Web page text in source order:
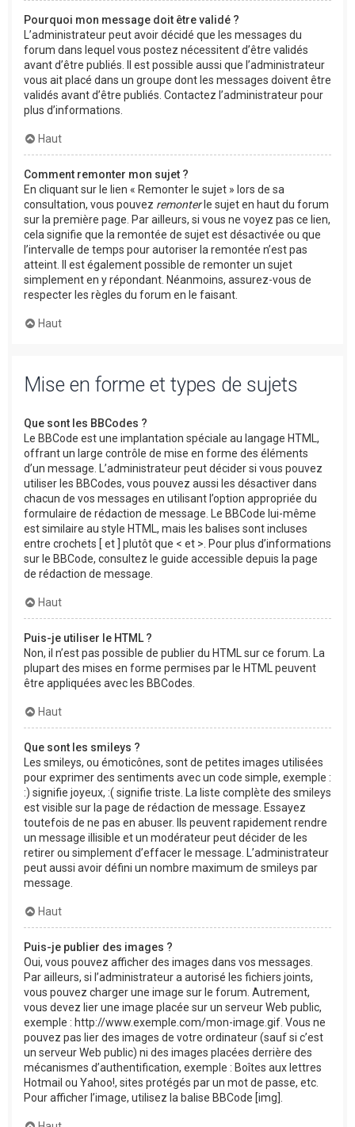
Pourquoi mon message doit être validé ?
L’administrateur peut avoir décidé que les messages du
forum dans lequel vous postez nécessitent d’être validés
avant d’être publiés. Il est possible aussi que l’administrateur
vous ait placé dans un groupe dont les messages doivent être
validés avant d’être publiés. Contactez l’administrateur pour
plus d’informations.
Haut
Comment remonter mon sujet ?
En cliquant sur le lien « Remonter le sujet » lors de sa
consultation, vous pouvez remonterle sujet en haut du forum
sur la première page. Par ailleurs, si vous ne voyez pas ce lien,
cela signifie que la remontée de sujet est désactivée ou que
l’intervalle de temps pour autoriser la remontée n’est pas
atteint. Il est également possible de remonter un sujet
simplement en y répondant. Néanmoins, assurez-vous de
respecter les règles du forum en le faisant.
Haut
Mise en forme et types de sujets
Que sont les BBCodes ?
Le BBCode est une implantation spéciale au langage HTML,
offrant un large contrôle de mise en forme des éléments
d’un message. L’administrateur peut décider si vous pouvez
utiliser les BBCodes, vous pouvez aussi les désactiver dans
chacun de vos messages en utilisant l’option appropriée du
formulaire de rédaction de message. Le BBCode lui-même
est similaire au style HTML, mais les balises sont incluses
entre crochets [ et ] plutôt que < et >. Pour plus d’informations
sur le BBCode, consultez le guide accessible depuis la page
de rédaction de message.
Haut
Puis-je utiliser le HTML ?
Non, il n’est pas possible de publier du HTML sur ce forum. La
plupart des mises en forme permises par le HTML peuvent
être appliquées avec les BBCodes.
Haut
Que sont les smileys ?
Les smileys, ou émoticônes, sont de petites images utilisées
pour exprimer des sentiments avec un code simple, exemple :
:) signifie joyeux, :( signifie triste. La liste complète des smileys
est visible sur la page de rédaction de message. Essayez
toutefois de ne pas en abuser. Ils peuvent rapidement rendre
un message illisible et un modérateur peut décider de les
retirer ou simplement d’effacer le message. L’administrateur
peut aussi avoir défini un nombre maximum de smileys par
message.
Haut
Puis-je publier des images ?
Oui, vous pouvez afficher des images dans vos messages.
Par ailleurs, si l’administrateur a autorisé les fichiers joints,
vous pouvez charger une image sur le forum. Autrement,
vous devez lier une image placée sur un serveur Web public,
exemple : http://www.exemple.com/mon-image.gif. Vous ne
pouvez pas lier des images de votre ordinateur (sauf si c’est
un serveur Web public) ni des images placées derrière des
mécanismes d’authentification, exemple : Boîtes aux lettres
Hotmail ou Yahoo!, sites protégés par un mot de passe, etc.
Pour afficher l’image, utilisez la balise BBCode [img].